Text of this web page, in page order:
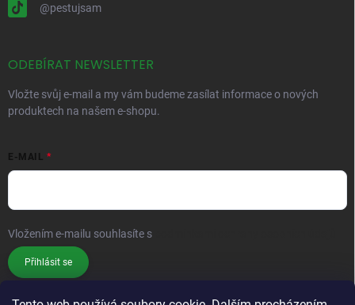
@pestujsam
ODEBÍRAT NEWSLETTER
Vložte svůj e-mail a my vám budeme zasílat informace o nových
produktech na našem e-shopu.
E-MAIL
Vložením e-mailu souhlasíte s
Přihlásit se